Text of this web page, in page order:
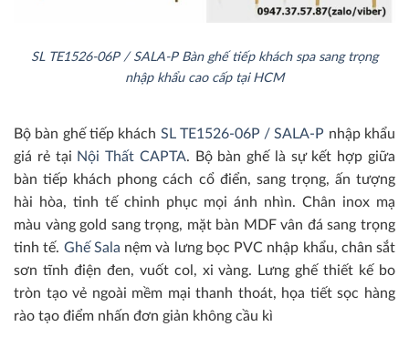
SL TE1526-06P / SALA-P Bàn ghế tiếp khách spa sang trọng
nhập khẩu cao cấp tại HCM
Bộ bàn ghế tiếp khách SL TE1526-06P / SALA-P nhập khẩu
giá rẻ tại Nội Thất CAPTA. Bộ bàn ghế là sự kết hợp giữa
bàn tiếp khách phong cách cổ điển, sang trọng, ấn tượng
hài hòa, tinh tế chinh phục mọi ánh nhìn. Chân inox mạ
màu vàng gold sang trọng, mặt bàn MDF vân đá sang trọng
tinh tế. Ghế Sala nệm và lưng bọc PVC nhập khẩu, chân sắt
sơn tĩnh điện đen, vuốt col, xi vàng. Lưng ghế thiết kế bo
tròn tạo vẻ ngoài mềm mại thanh thoát, họa tiết sọc hàng
rào tạo điểm nhấn đơn giản không cầu kì